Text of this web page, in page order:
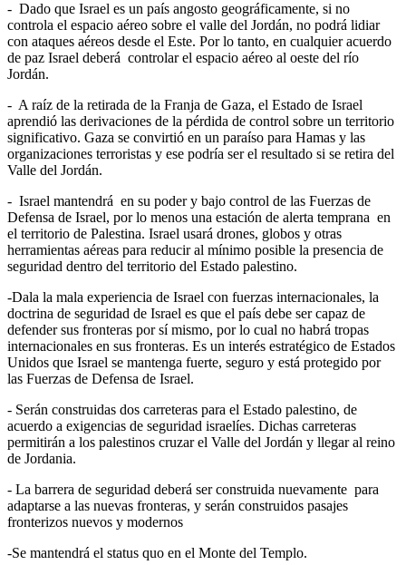
- Dado que Israel es un país angosto geográficamente, si no
controla el espacio aéreo sobre el valle del Jordán, no podrá lidiar
con ataques aéreos desde el Este. Por lo tanto, en cualquier acuerdo
de paz Israel deberá controlar el espacio aéreo al oeste del río
Jordán.
- A raíz de la retirada de la Franja de Gaza, el Estado de Israel
aprendió las derivaciones de la pérdida de control sobre un territorio
significativo. Gaza se convirtió en un paraíso para Hamas y las
organizaciones terroristas y ese podría ser el resultado si se retira del
Valle del Jordán.
- Israel mantendrá en su poder y bajo control de las Fuerzas de
Defensa de Israel, por lo menos una estación de alerta temprana en
el territorio de Palestina. Israel usará drones, globos y otras
herramientas aéreas para reducir al mínimo posible la presencia de
seguridad dentro del territorio del Estado palestino.
-Dala la mala experiencia de Israel con fuerzas internacionales, la
doctrina de seguridad de Israel es que el país debe ser capaz de
defender sus fronteras por sí mismo, por lo cual no habrá tropas
internacionales en sus fronteras. Es un interés estratégico de Estados
Unidos que Israel se mantenga fuerte, seguro y está protegido por
las Fuerzas de Defensa de Israel.
- Serán construidas dos carreteras para el Estado palestino, de
acuerdo a exigencias de seguridad israelíes. Dichas carreteras
permitirán a los palestinos cruzar el Valle del Jordán y llegar al reino
de Jordania.
- La barrera de seguridad deberá ser construida nuevamente para
adaptarse a las nuevas fronteras, y serán construidos pasajes
fronterizos nuevos y modernos
-Se mantendrá el status quo en el Monte del Templo.